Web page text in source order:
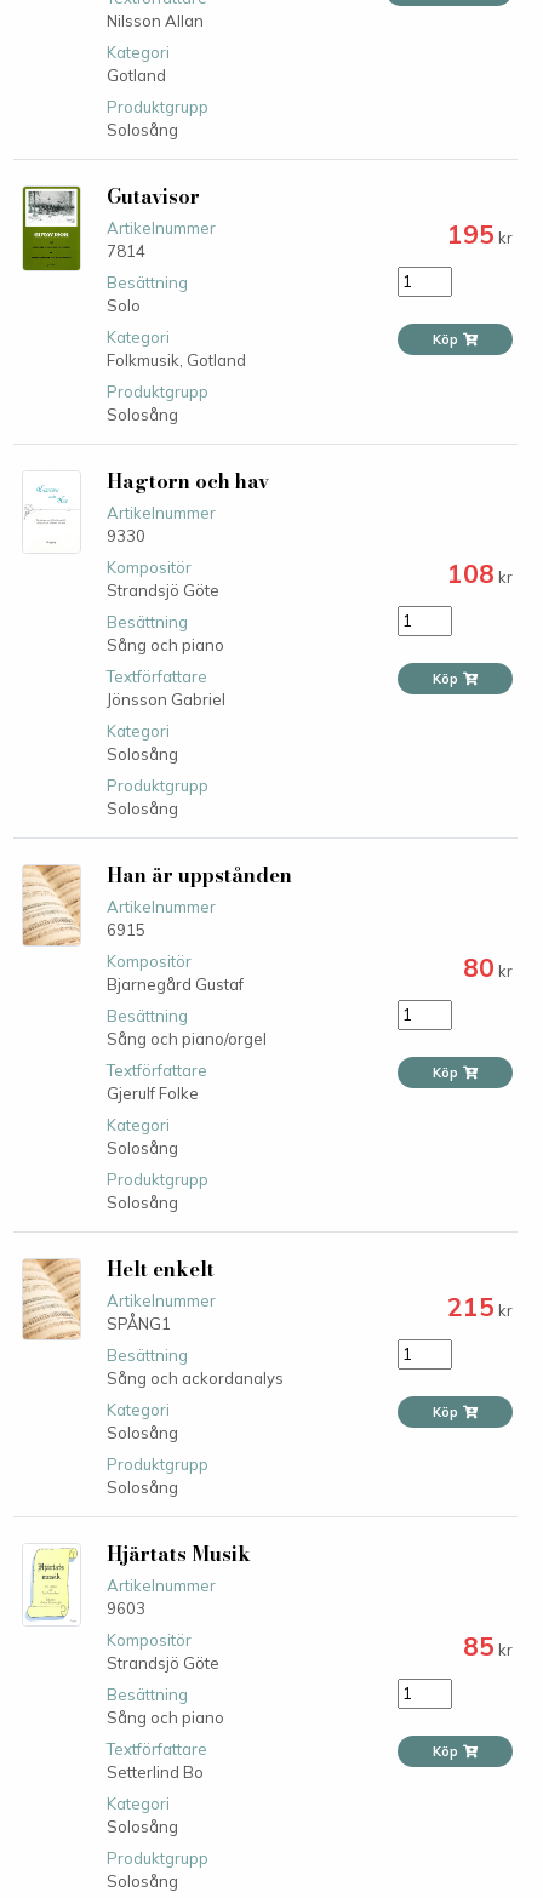
Nilsson Allan
Kategori
Gotland
Produktgrupp
Solosång
Gutavisor
Artikelnummer
7814
Besättning
Solo
Kategori
Folkmusik, Gotland
Produktgrupp
Solosång
195 kr
Köp
Hagtorn och hav
Artikelnummer
9330
Kompositör
Strandsjö Göte
Besättning
Sång och piano
Textförfattare
Jönsson Gabriel
Kategori
Solosång
Produktgrupp
Solosång
108 kr
Köp
Han är uppstånden
Artikelnummer
6915
Kompositör
Bjarnegård Gustaf
Besättning
Sång och piano/orgel
Textförfattare
Gjerulf Folke
Kategori
Solosång
Produktgrupp
Solosång
80 kr
Köp
Helt enkelt
Artikelnummer
SPÅNG1
Besättning
Sång och ackordanalys
Kategori
Solosång
Produktgrupp
Solosång
215 kr
Köp
Hjärtats Musik
Artikelnummer
9603
Kompositör
Strandsjö Göte
Besättning
Sång och piano
Textförfattare
Setterlind Bo
Kategori
Solosång
Produktgrupp
Solosång
85 kr
Köp